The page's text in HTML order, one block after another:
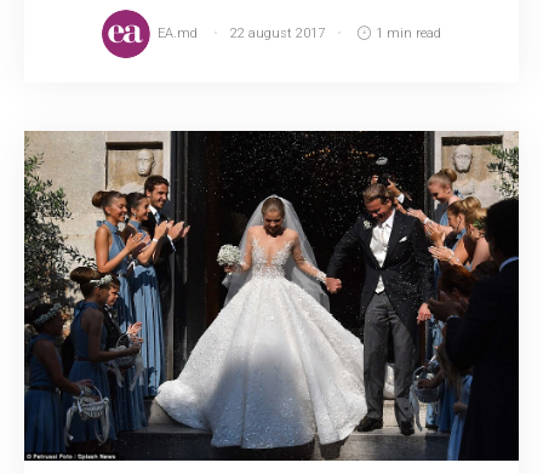
EA.md 22 august 2017 1 min read